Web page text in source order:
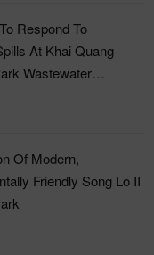
Respond To
At Khai Quang
Wastewater
Of Modern,
Friendly Song Lo II